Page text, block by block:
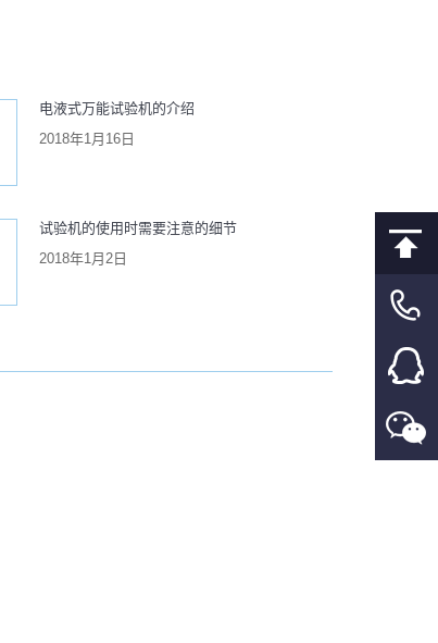
电液式万能试验机的介绍
2018年1月16日
试验机的使用时需要注意的细节
2018年1月2日